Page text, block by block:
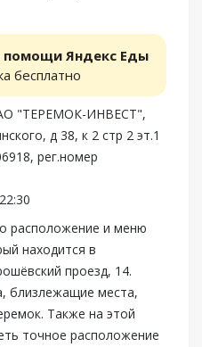
помощи Яндекс Еды
бесплатно
АО "ТЕРЕМОК-ИНВЕСТ",
д 38, к 2 стр 2 эт.1
рег.номер
расположение и меню
находится в
проезд, 14.
близлежащие места,
Также на этой
точное расположение